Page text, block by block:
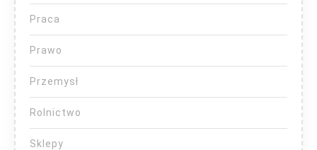
Praca
Prawo
Przemysł
Rolnictwo
Sklepy